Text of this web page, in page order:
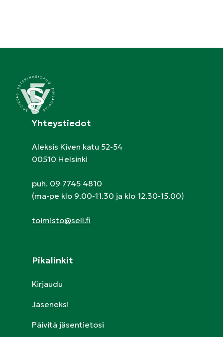
Yhteystiedot
Aleksis Kiven katu 52-54
00510 Helsinki
puh. 09 7745 4810
(ma-pe klo 9.00-11.30 ja klo 12.30-15.00)
toimisto@sell.fi
Pikalinkit
Kirjaudu
Jäseneksi
Päivitä jäsentietosi